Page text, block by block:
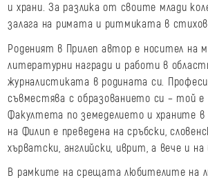
и храни. За разлика от своите млади
залага на римата и ритмиката в
Роденият в Прилеп автор е носител на
литературни награди и работи в
журналистиката в родината си.
съвместява с образованието си – той
Факултета по земеделието и храните в
на Филип е преведена на сръбски,
хърватски, английски, иврит, а вече и на
В рамките на срещата любителите на